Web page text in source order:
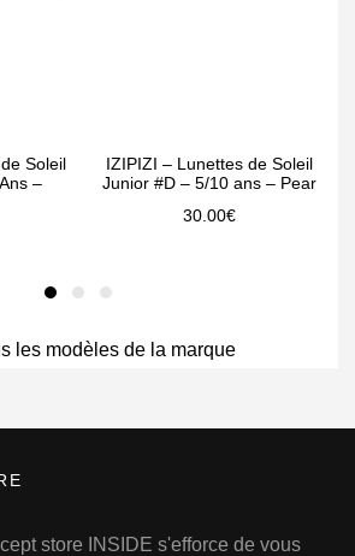
Soleil
–
IZIPIZI – Lunettes de Soleil
Junior #D – 5/10 ans – Pear
30.00€
les modèles de la marque
store INSIDE s'efforce de vous